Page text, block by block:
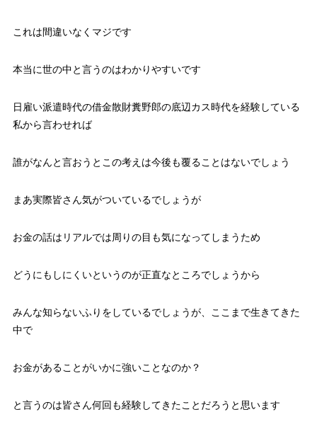
これは間違いなくマジです
本当に世の中と言うのはわかりやすいです
日雇い派遣時代の借金散財糞野郎の底辺カス時代を経験している
私から言わせれば
誰がなんと言おうとこの考えは今後も覆ることはないでしょう
まあ実際皆さん気がついているでしょうが
お金の話はリアルでは周りの目も気になってしまうため
どうにもしにくいというのが正直なところでしょうから
みんな知らないふりをしているでしょうが、ここまで生きてきた
中で
お金があることがいかに強いことなのか？
と言うのは皆さん何回も経験してきたことだろうと思います